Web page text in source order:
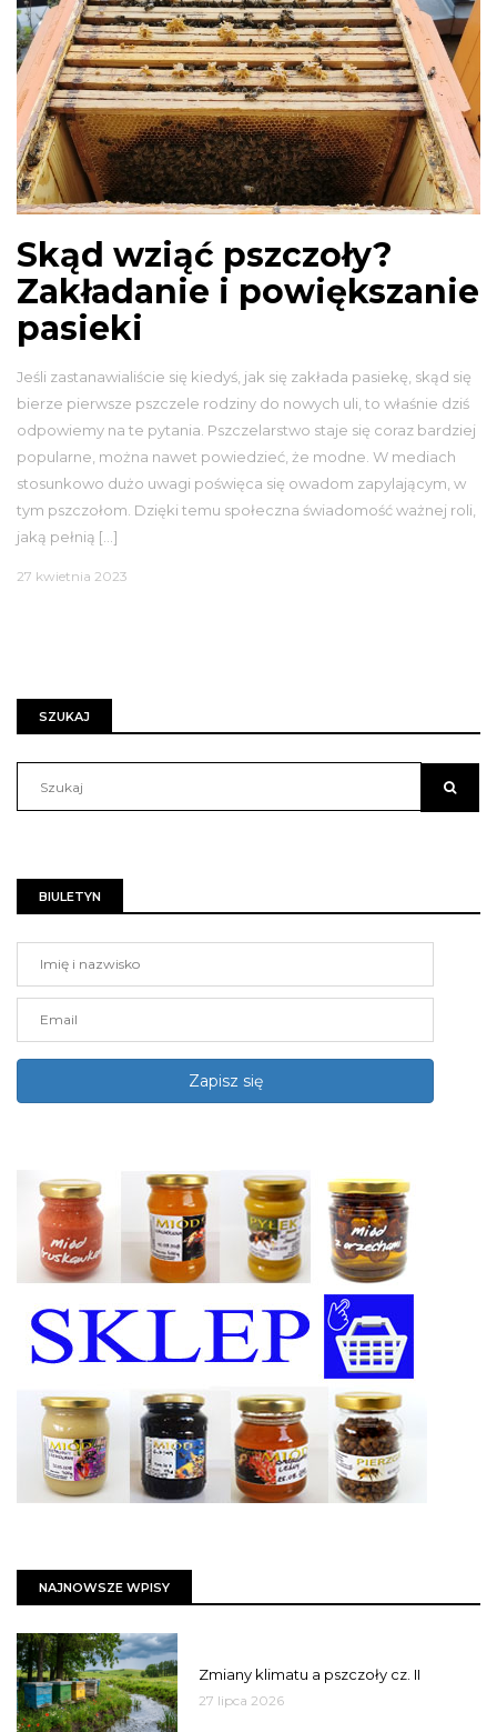
Skąd wziąć pszczoły?
Zakładanie i powiększanie
pasieki
Jeśli zastanawialiście się kiedyś, jak się zakłada pasiekę, skąd się
bierze pierwsze pszczele rodziny do nowych uli, to właśnie dziś
odpowiemy na te pytania. Pszczelarstwo staje się coraz bardziej
popularne, można nawet powiedzieć, że modne. W mediach
stosunkowo dużo uwagi poświęca się owadom zapylającym, w
tym pszczołom. Dzięki temu społeczna świadomość ważnej roli,
jaką pełnią […]
27 kwietnia 2023
SZUKAJ
BIULETYN
NAJNOWSZE WPISY
Zmiany klimatu a pszczoły cz. II
27 lipca 2026